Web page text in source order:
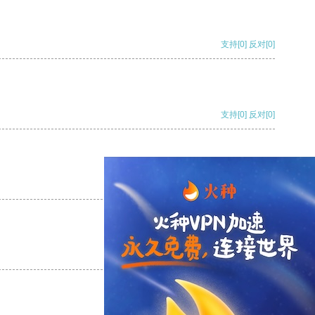
支持[0] 反对[0]
支持[0] 反对[0]
支持
支持[0] 反对[0]